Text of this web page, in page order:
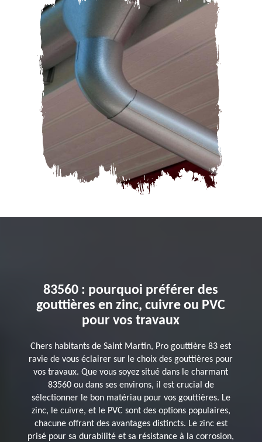
83560 : pourquoi préférer des
gouttières en zinc, cuivre ou PVC
pour vos travaux
Chers habitants de Saint Martin, Pro gouttière 83 est
ravie de vous éclairer sur le choix des gouttières pour
vos travaux. Que vous soyez situé dans le charmant
83560 ou dans ses environs, il est crucial de
sélectionner le bon matériau pour vos gouttières. Le
zinc, le cuivre, et le PVC sont des options populaires,
chacune offrant des avantages distincts. Le zinc est
prisé pour sa durabilité et sa résistance à la corrosion,